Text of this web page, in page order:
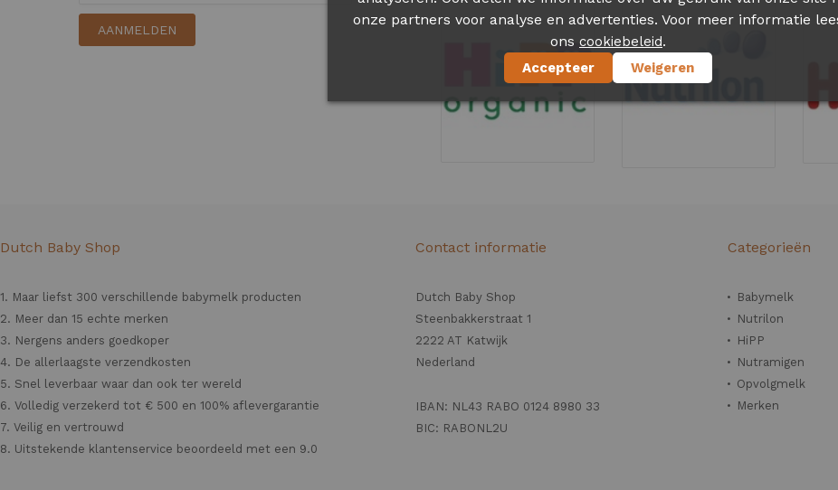
AANMELDEN
Dutch Baby Shop
1. Maar liefst 300 verschillende babymelk producten
2. Meer dan 15 echte merken
3. Nergens anders goedkoper
4. De allerlaagste verzendkosten
5. Snel leverbaar waar dan ook ter wereld
6. Volledig verzekerd tot € 500 en 100% aflevergarantie
7. Veilig en vertrouwd
8. Uitstekende klantenservice beoordeeld met een 9.0
Contact informatie
Dutch Baby Shop
Steenbakkerstraat 1
2222 AT Katwijk
Nederland
IBAN: NL43 RABO 0124 8980 33
BIC: RABONL2U
Categorieën
Babymelk
Nutrilon
HiPP
Nutramigen
Opvolgmelk
Merken
onze partners voor analyse en advertenties. Voor meer informatie
ons cookiebeleid.
Accepteer Weigeren